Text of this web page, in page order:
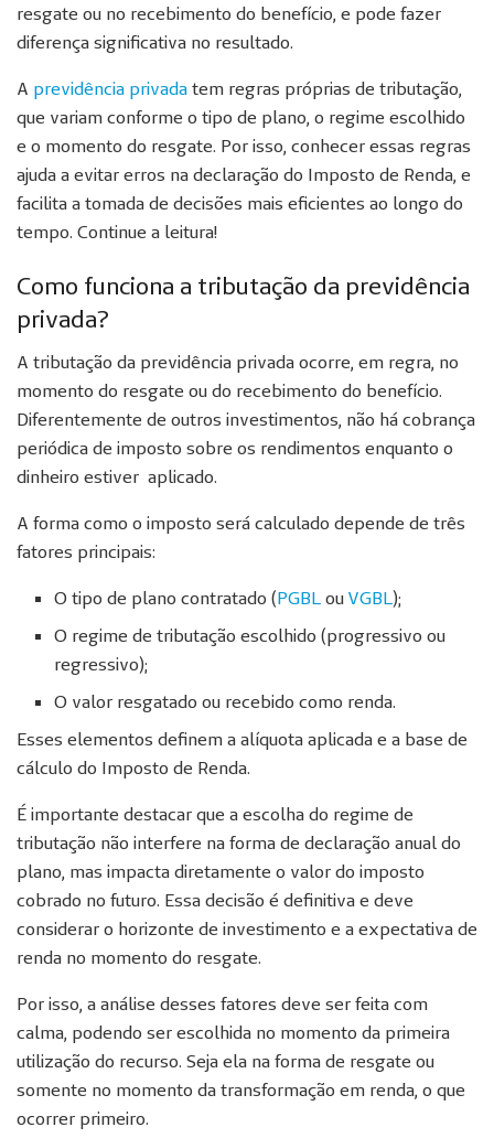
resgate ou no recebimento do benefício, e pode fazer
diferença significativa no resultado.
A previdência privada tem regras próprias de tributação,
que variam conforme o tipo de plano, o regime escolhido
e o momento do resgate. Por isso, conhecer essas regras
ajuda a evitar erros na declaração do Imposto de Renda, e
facilita a tomada de decisões mais eficientes ao longo do
tempo. Continue a leitura!
Como funciona a tributação da previdência
privada?
A tributação da previdência privada ocorre, em regra, no
momento do resgate ou do recebimento do benefício.
Diferentemente de outros investimentos, não há cobrança
periódica de imposto sobre os rendimentos enquanto o
dinheiro estiver aplicado.
A forma como o imposto será calculado depende de três
fatores principais:
O tipo de plano contratado (PGBL ou VGBL);
O regime de tributação escolhido (progressivo ou
regressivo);
O valor resgatado ou recebido como renda.
Esses elementos definem a alíquota aplicada e a base de
cálculo do Imposto de Renda.
É importante destacar que a escolha do regime de
tributação não interfere na forma de declaração anual do
plano, mas impacta diretamente o valor do imposto
cobrado no futuro. Essa decisão é definitiva e deve
considerar o horizonte de investimento e a expectativa de
renda no momento do resgate.
Por isso, a análise desses fatores deve ser feita com
calma, podendo ser escolhida no momento da primeira
utilização do recurso. Seja ela na forma de resgate ou
somente no momento da transformação em renda, o que
ocorrer primeiro.